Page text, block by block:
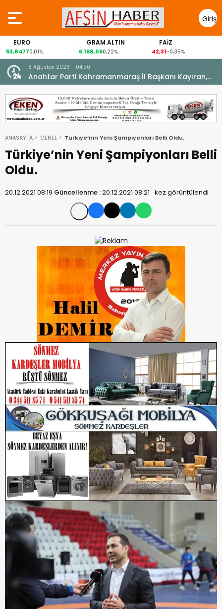
Giriş
Yap
GRAM ALTIN
6.168,06
FAİZ
42,31 88,60
8 Ağustos 2026 - 04:50
Anahtar Parti Kahramanmaraş İl Başkanı Kayıran,
Afşin Teşkilatı ile buluştu.
ANASAYFA GENEL Türkiye’nin Yeni Şampiyonları Belli Oldu.
Türkiye’nin Yeni Şampiyonları Belli
Oldu.
20.12.2021 08:19 Güncellenme :20.12.2021 08:21 kez görüntülendi